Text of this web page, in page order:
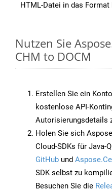
HTML-Datei in das Format
Nutzen Sie
CHM to DOCM
Erstellen Sie ein
kostenlose API-
Autorisierungsdetails
Holen Sie sich
Cloud-SDKs für Java-
GitHub und
SDK selbst zu
Besuchen Sie die